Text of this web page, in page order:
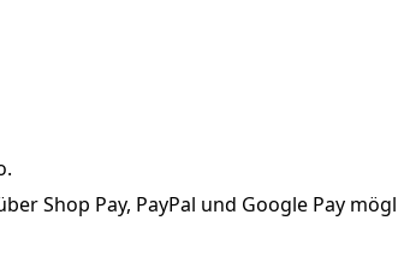
Shop Pay, PayPal und Google Pay